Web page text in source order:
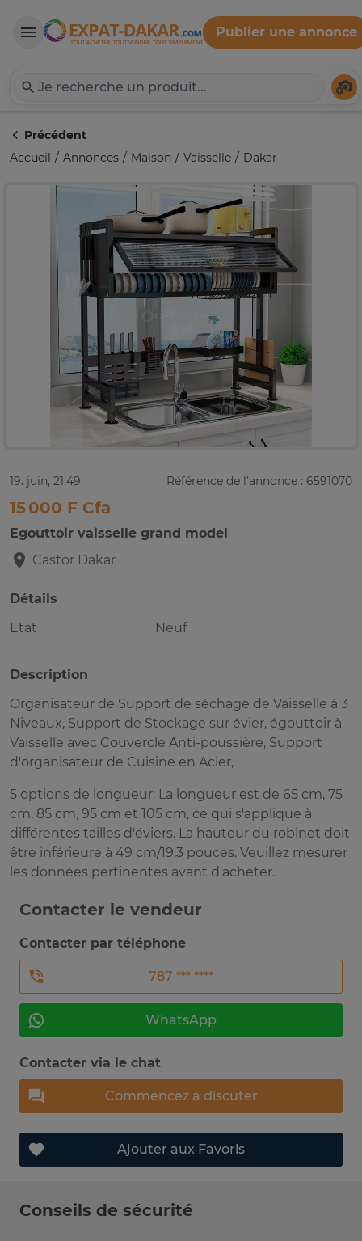
Expat-Dakar
Publier une annonce
Précédent
Accueil
Annonces Maison Vaisselle Dakar
19. juin, 21:49 Référence de l'annonce : 6591070
15 000 F Cfa
Egouttoir vaisselle grand model
Castor Dakar
Détails
Etat
Neuf
Description
Organisateur de Support de séchage de Vaisselle à 3
Niveaux, Support de Stockage sur évier, égouttoir à
Vaisselle avec Couvercle Anti-poussière, Support
d'organisateur de Cuisine en Acier,
5 options de longueur: La longueur est de 65 cm, 75
cm, 85 cm, 95 cm et 105 cm, ce qui s'applique à
différentes tailles d'éviers. La hauteur du robinet doit
être inférieure à 49 cm/19,3 pouces. Veuillez mesurer
les données pertinentes avant d'acheter.
Contacter le vendeur
Contacter par téléphone
787 *** ****
WhatsApp
Contacter via le chat
Commencez à discuter
Ajouter aux Favoris
Conseils de sécurité